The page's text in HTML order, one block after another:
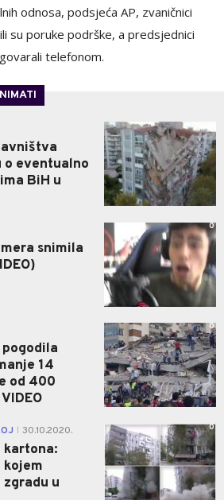
odnosa, podsjeća AP, zvaničnici
su poruke podrške, a predsjednici
telefonom.
eventualno
BiH u
snimila
0
14
od 400
0
30.10.2020.
kartona:
u
0